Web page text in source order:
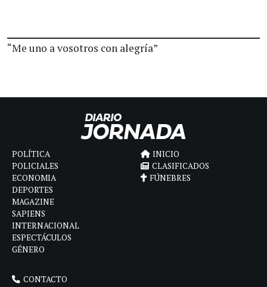
“Me uno a vosotros con alegría”
POLÍTICA
POLICIALES
ECONOMIA
DEPORTES
MAGAZINE
SAPIENS
INTERNACIONAL
ESPECTÁCULOS
GÉNERO
INICIO
CLASIFICADOS
FÚNEBRES
CONTACTO